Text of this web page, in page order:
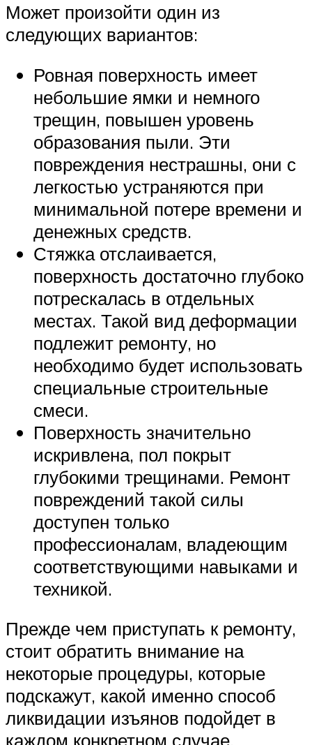
Может произойти один из
следующих вариантов:
Ровная поверхность имеет
небольшие ямки и немного
трещин, повышен уровень
образования пыли. Эти
повреждения нестрашны, они с
легкостью устраняются при
минимальной потере времени и
денежных средств.
Стяжка отслаивается,
поверхность достаточно глубоко
потрескалась в отдельных
местах. Такой вид деформации
подлежит ремонту, но
необходимо будет использовать
специальные строительные
смеси.
Поверхность значительно
искривлена, пол покрыт
глубокими трещинами. Ремонт
повреждений такой силы
доступен только
профессионалам, владеющим
соответствующими навыками и
техникой.
Прежде чем приступать к ремонту,
стоит обратить внимание на
некоторые процедуры, которые
подскажут, какой именно способ
ликвидации изъянов подойдет в
каждом конкретном случае.